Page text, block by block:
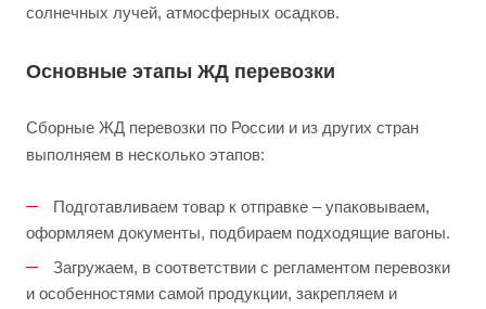
солнечных лучей, атмосферных осадков.
Основные этапы ЖД перевозки
Сборные ЖД перевозки по России и из других стран
выполняем в несколько этапов:
Подготавливаем товар к отправке – упаковываем,
оформляем документы, подбираем подходящие вагоны.
Загружаем, в соответствии с регламентом перевозки
и особенностями самой продукции, закрепляем и